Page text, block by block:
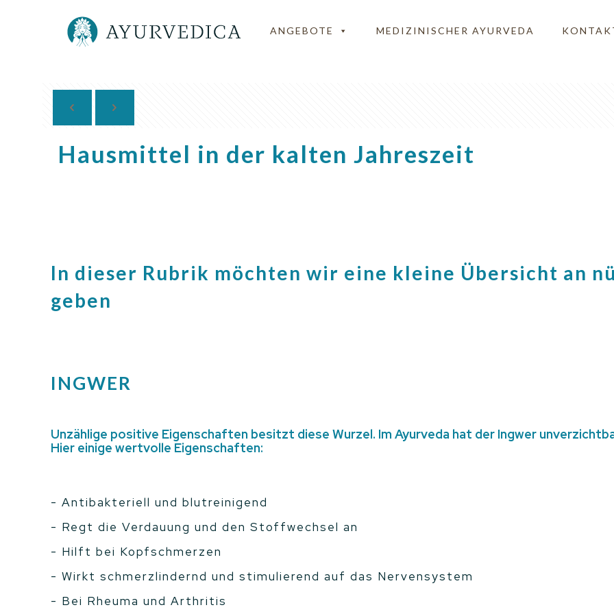
ANGEBOTE MEDIZINISCHER AYURVEDA
Hausmittel in der kalten Jahreszeit
In dieser Rubrik möchten wir eine kleine Übersicht an
geben
INGWER
Unzählige positive Eigenschaften besitzt diese Wurzel. Im Ayurveda hat der Ingwer
Hier einige wertvolle Eigenschaften:
- Antibakteriell und blutreinigend
- Regt die Verdauung und den Stoffwechsel an
- Hilft bei Kopfschmerzen
- Wirkt schmerzlindernd und stimulierend auf das Nervensystem
- Bei Rheuma und Arthritis